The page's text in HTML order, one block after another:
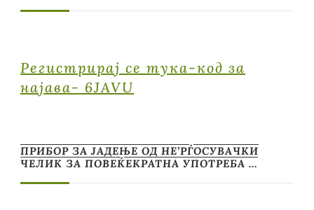
Регистрирај се тука-код за
најава- 6JAVU
ПРИБОР ЗА ЈАДЕЊЕ ОД НЕ’РЃОСУВАЧКИ
ЧЕЛИК ЗА ПОВЕЌЕКРАТНА УПОТРЕБА …